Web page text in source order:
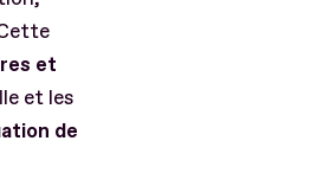
et
et les
de